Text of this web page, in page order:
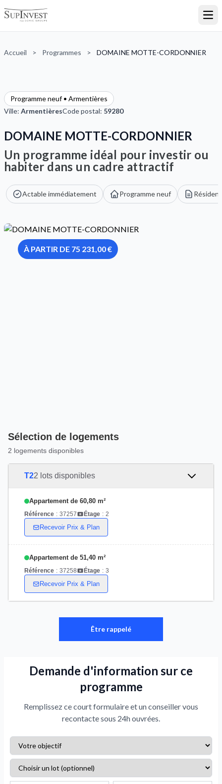
Accueil > Programmes > DOMAINE MOTTE-CORDONNIER
Programme neuf • Armentières
Ville: ArmentièresCode postal: 59280
DOMAINE MOTTE-CORDONNIER
Un programme idéal pour investir ou
habiter dans un cadre attractif
Actable immédiatement Programme neuf
À PARTIR DE 75 231,00 €
Sélection de logements
2 logements disponibles
T22 lots disponibles
Appartement de 60,80 m²
Référence : 37257 Étage : 2
Recevoir Prix & Plan
Appartement de 51,40 m²
Référence : 37258 Étage : 3
Recevoir Prix & Plan
Être rappelé
Demande d'information sur ce
programme
Remplissez ce court formulaire et un conseiller vous
recontacte sous 24h ouvrées.